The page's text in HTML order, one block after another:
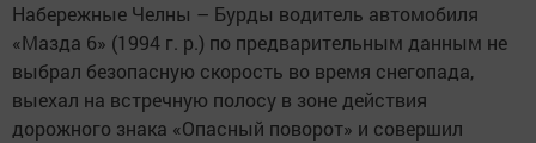
Набережные Челны – Бурды водитель автомобиля
«Мазда 6» (1994 г. р.) по предварительным данным не
выбрал безопасную скорость во время снегопада,
выехал на встречную полосу в зоне действия
дорожного знака «Опасный поворот» и совершил